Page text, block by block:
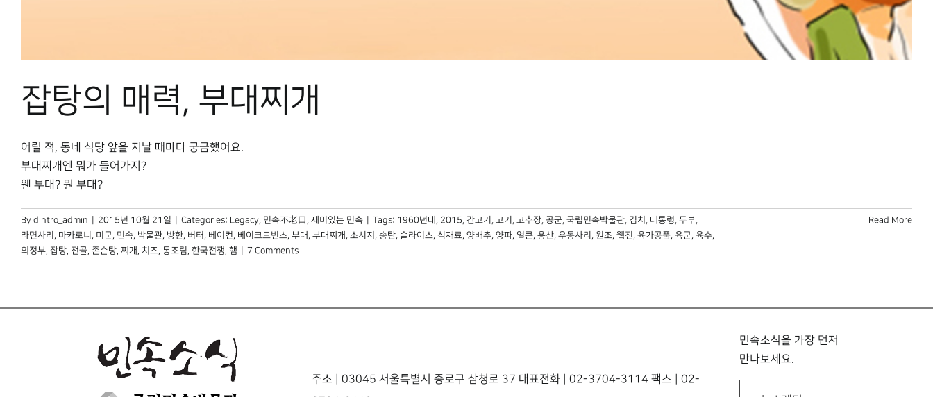
잡탕의 매력, 부대찌개
어릴 적, 동네 식당 앞을 지날 때마다 궁금했어요.
부대찌개엔 뭐가 들어가지?
웬 부대? 뭔 부대?
By dintro_admin 2015년 10월 21일 Categories: Legacy, 민속不老口 , 재미있는 민속 Tags: 1960년대 , 2015, 간고기 , 고기 , 고추장, 공군, 국립민속박물관, 김치 , 대통령, 두부,
라면사리 , 마카로니 , 미군, 민속, 박물관, 방한, 버터 , 베이컨, 베이크드빈스, 부대 , 부대찌개 , 소시지 , 송탄, 슬라이스, 식재료, 양배추, 양파, 얼큰, 용산, 우동사리 , 원조, 웹진, 육가공품, 육군, 육수,
의정부, 잡탕, 전골, 존슨탕, 찌개 , 치즈, 통조림, 한국전쟁, 햄 7 Comments
Read More
주소 | 03045 서울특별시 종로구 삼청로 37 대표전화 | 02-3704-3114 팩스 | 02-
민속소식을 가장 먼저
만나보세요.